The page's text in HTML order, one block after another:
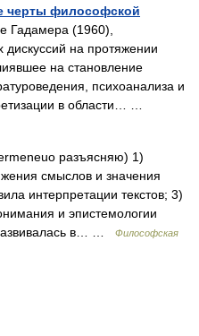
философской
Гадамера (1960),
на протяжении
на становление
психоанализа и
в области… …
разъясняю) 1)
смыслов и значения
интерпретации текстов; 3)
и эпистемологии
в… …
Философская